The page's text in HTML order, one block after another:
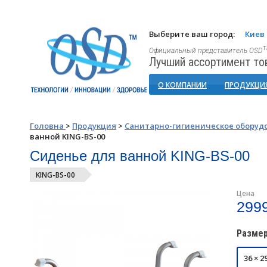
Выберите ваш город: Киев
Официальный представитель OSD
Лучший ассортимент
О КОМПАНИИ
Головна > Продукция > Санитарно-гигиеническое
ванной KING-BS-00
Сиденье для ванной KING-BS-00
KING-BS-00
Цена
36 ×